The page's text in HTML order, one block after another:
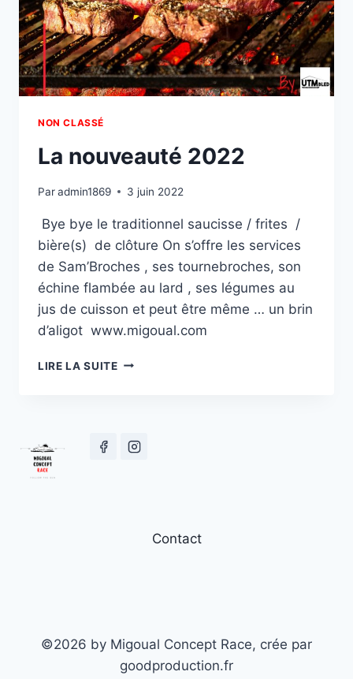
NON CLASSÉ
La nouveauté 2022
Paradmin1869 3 juin 2022
Bye bye le traditionnel saucisse / frites /
bière(s) de clôture On s’offre les services
de Sam’Broches , ses tournebroches, son
échine flambée au lard , ses légumes au
jus de cuisson et peut être même … un brin
d’aligot www.migoual.com
LIRE LA SUITELA
Contact
©2026 by Migoual Concept Race, crée par
goodproduction.fr